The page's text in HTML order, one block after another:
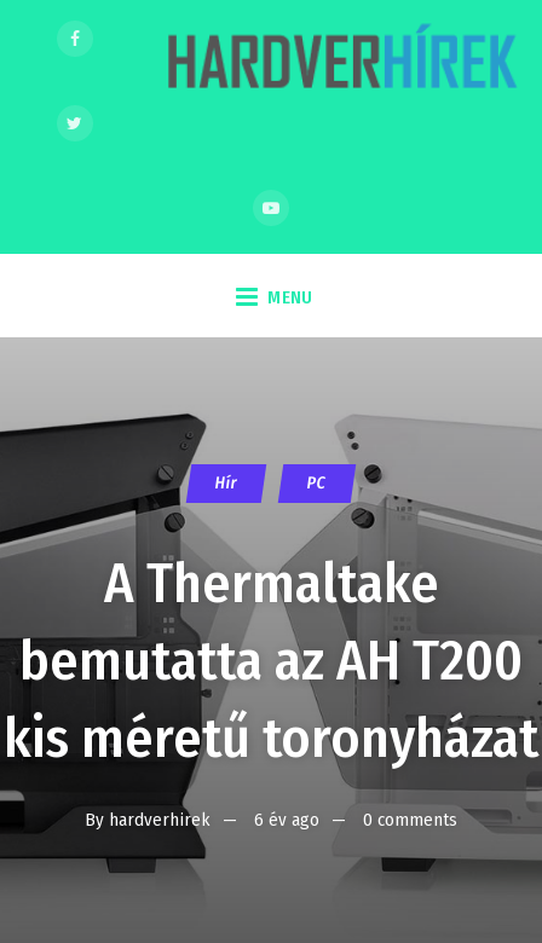
MENU
Hír PC
A Thermaltake
bemutatta az AH T200
kis méretű toronyházat
By hardverhirek 6 év ago 0 comments